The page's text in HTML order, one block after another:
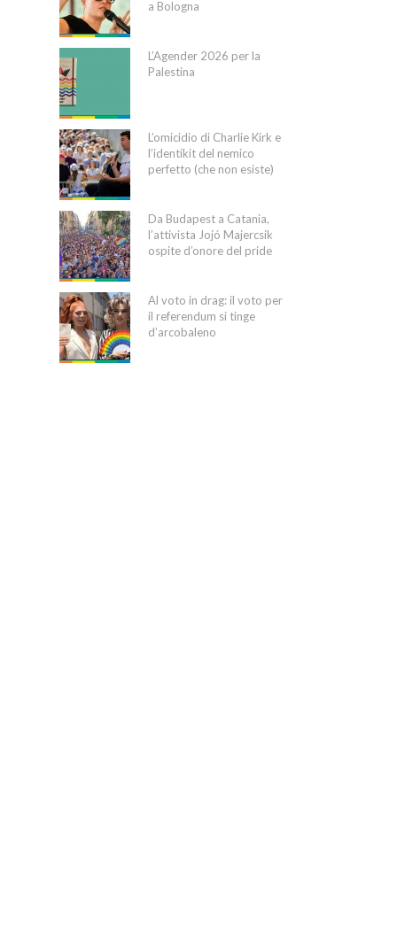
a Bologna
L’Agender 2026 per la
Palestina
L’omicidio di Charlie Kirk e
l’identikit del nemico
perfetto (che non esiste)
Da Budapest a Catania,
l’attivista Jojó Majercsik
ospite d’onore del pride
Al voto in drag: il voto per
il referendum si tinge
d’arcobaleno